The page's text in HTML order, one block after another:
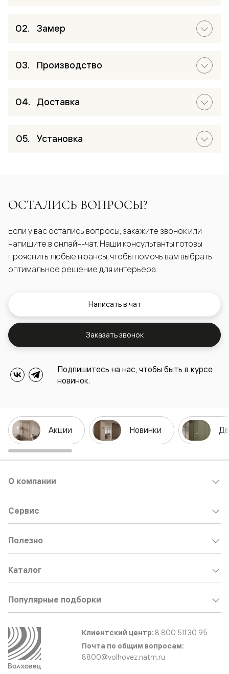
Замер
Производство
Доставка
Установка
ОСТАЛИСЬ ВОПРОСЫ?
Если у вас остались вопросы, закажите звонок или
напишите в онлайн-чат. Наши консультанты готовы
прояснить любые нюансы, чтобы помочь вам выбрать
оптимальное решение для интерьера.
Написать в чат
Заказать звонок
Подпишитесь на нас, чтобы быть в курсе
новинок.
Акции Новинки
О компании
Сервис
Полезно
Каталог
Популярные подборки
Клиентский центр: 8 800 511 30 95
Почта по общим вопросам:
8800@volhovez.natm.ru